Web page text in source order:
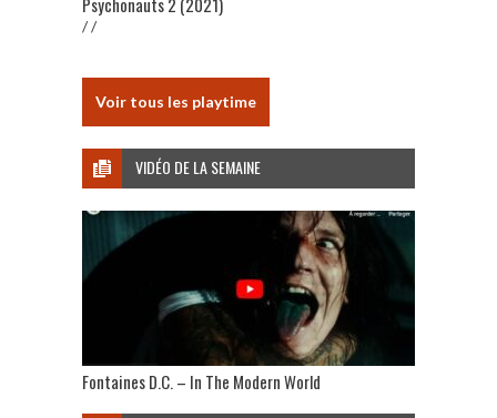
/ /
Voir tous les playtime
VIDÉO DE LA SEMAINE
Fontaines D.C. – In The Modern World